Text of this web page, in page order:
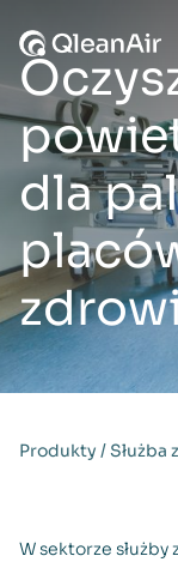
dla
Produkty /Służba
W sektorze